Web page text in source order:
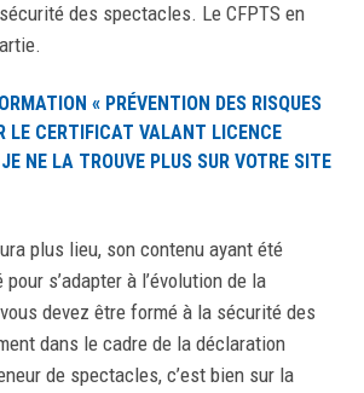
des spectacles. Le CFPTS en
« PRÉVENTION DES RISQUES
LE CERTIFICAT VALANT LICENCE
NE LA TROUVE PLUS SUR VOTRE SITE
plus lieu, son contenu ayant été
s’adapter à l’évolution de la
devez être formé à la sécurité des
dans le cadre de la déclaration
de spectacles, c’est bien sur la